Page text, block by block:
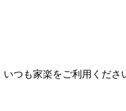
いつも家楽をご利用くださ